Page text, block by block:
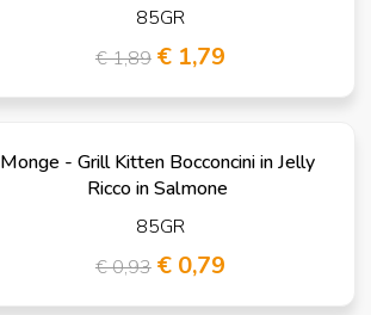
85GR
€ 1,89 € 1,79
Monge - Grill Kitten Bocconcini in Jelly
Ricco in Salmone
85GR
€ 0,93 € 0,79